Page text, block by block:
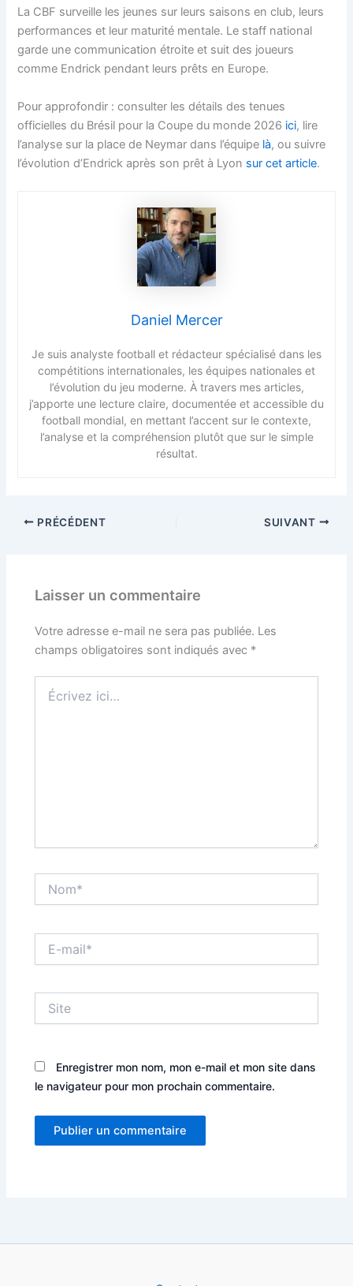
La CBF surveille les jeunes sur leurs saisons en club, leurs
performances et leur maturité mentale. Le staff national
garde une communication étroite et suit des joueurs
comme Endrick pendant leurs prêts en Europe.
Pour approfondir : consulter les détails des tenues
officielles du Brésil pour la Coupe du monde 2026 ici, lire
l’analyse sur la place de Neymar dans l’équipe là, ou suivre
l’évolution d’Endrick après son prêt à Lyon sur cet article.
Daniel Mercer
Je suis analyste football et rédacteur spécialisé dans les
compétitions internationales, les équipes nationales et
l’évolution du jeu moderne. À travers mes articles,
j’apporte une lecture claire, documentée et accessible du
football mondial, en mettant l’accent sur le contexte,
l’analyse et la compréhension plutôt que sur le simple
résultat.
PRÉCÉDENT SUIVANT
Laisser un commentaire
Votre adresse e-mail ne sera pas publiée. Les
champs obligatoires sont indiqués avec *
ici…
mail*
Enregistrer mon nom, mon e-mail et mon site dans
le navigateur pour mon prochain commentaire.